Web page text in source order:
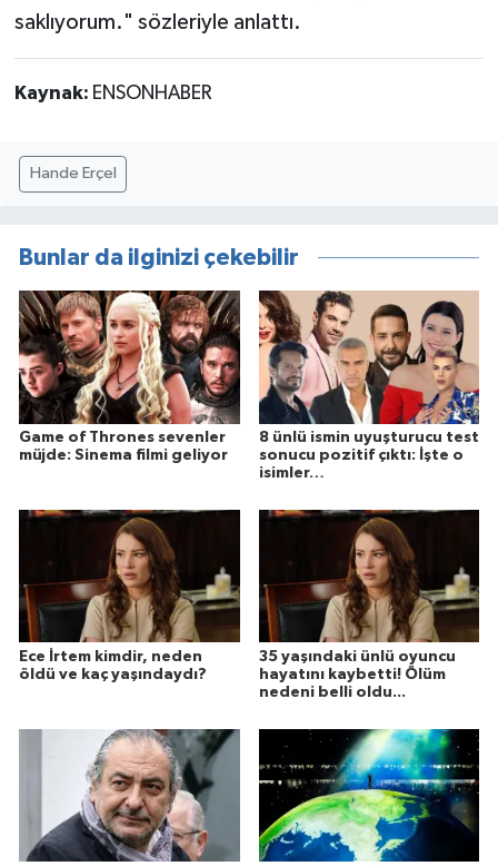
saklıyorum." sözleriyle anlattı.
Kaynak: ENSONHABER
Hande Erçel
Bunlar da ilginizi çekebilir
Game of Thrones sevenler
müjde: Sinema filmi geliyor
8 ünlü ismin uyuşturucu test
sonucu pozitif çıktı: İşte o
isimler…
Ece İrtem kimdir, neden
öldü ve kaç yaşındaydı?
35 yaşındaki ünlü oyuncu
hayatını kaybetti! Ölüm
nedeni belli oldu...